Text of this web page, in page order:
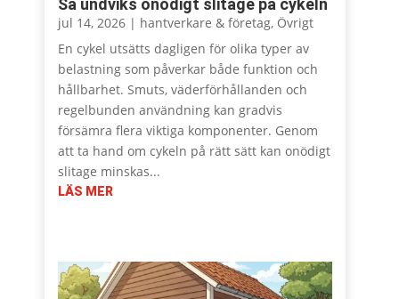
Så undviks onödigt slitage på cykeln
jul 14, 2026| hantverkare & företag, Övrigt
En cykel utsätts dagligen för olika typer av
belastning som påverkar både funktion och
hållbarhet. Smuts, väderförhållanden och
regelbunden användning kan gradvis
försämra flera viktiga komponenter. Genom
att ta hand om cykeln på rätt sätt kan onödigt
slitage minskas...
LÄS MER